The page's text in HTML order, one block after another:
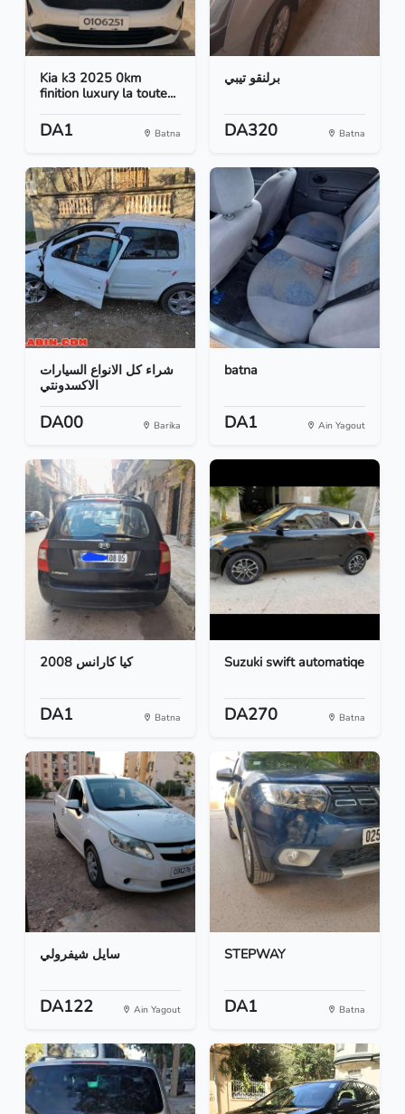
Kia k3 2025 0km
finition luxury la toute...
DA1 Batna
برلنقو تيبي
DA320 Batna
شراء كل الانواع السيارات
الاكسدونتي
DA00 Barika
batna
DA1 Ain Yagout
كيا كارانس 2008
DA1 Batna
Suzuki swift automatiqe
DA270 Batna
سايل شيفرولي
DA122 Ain Yagout
STEPWAY
DA1 Batna